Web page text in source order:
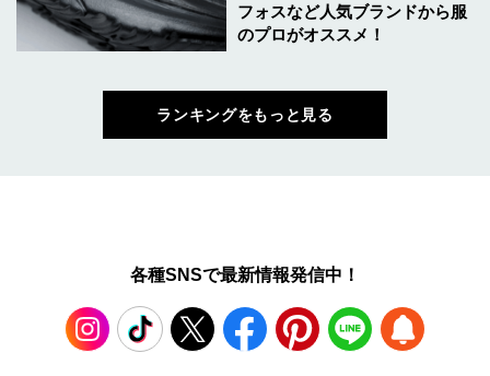
フォスなど人気ブランドから服
のプロがオススメ！
ランキングをもっと見る
各種SNSで最新情報発信中！